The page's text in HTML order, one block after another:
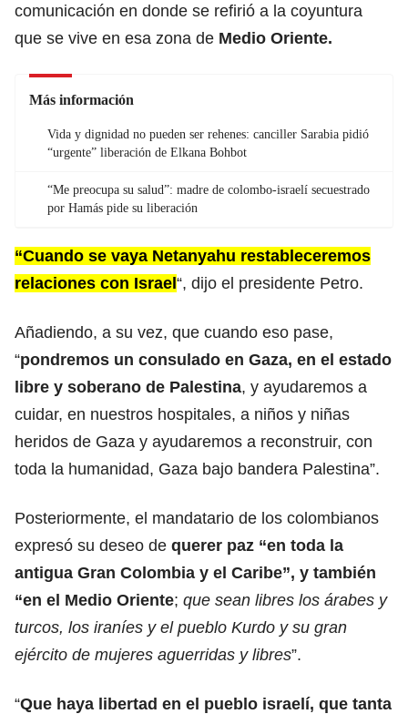
comunicación en donde se refirió a la coyuntura
que se vive en esa zona de Medio Oriente.
Más información
Vida y dignidad no pueden ser rehenes: canciller Sarabia pidió
“urgente” liberación de Elkana Bohbot
“Me preocupa su salud”: madre de colombo-israelí secuestrado
por Hamás pide su liberación
“Cuando se vaya Netanyahu restableceremos
relaciones con Israel“, dijo el presidente Petro.
Añadiendo, a su vez, que cuando eso pase,
“pondremos un consulado en Gaza, en el estado
libre y soberano de Palestina, y ayudaremos a
cuidar, en nuestros hospitales, a niños y niñas
heridos de Gaza y ayudaremos a reconstruir, con
toda la humanidad, Gaza bajo bandera Palestina”.
Posteriormente, el mandatario de los colombianos
expresó su deseo de querer paz “en toda la
antigua Gran Colombia y el Caribe”, y también
“en el Medio Oriente; que sean libres los árabes y
turcos, los iraníes y el pueblo Kurdo y su gran
ejército de mujeres aguerridas y libres”.
“Que haya libertad en el pueblo israelí, que tanta